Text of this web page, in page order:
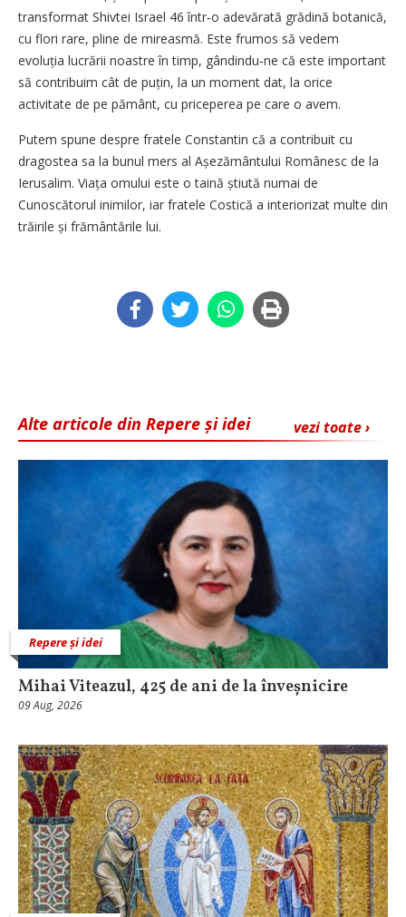
transformat Shivtei Israel 46 într‑o adevărată grădină botanică,
cu flori rare, pline de mireasmă. Este frumos să vedem
evoluția lucrării noastre în timp, gândindu‑ne că este important
să contribuim cât de puțin, la un moment dat, la orice
activitate de pe pământ, cu priceperea pe care o avem.
Putem spune despre fratele Constantin că a contribuit cu
dragostea sa la bunul mers al Așezământului Românesc de la
Ierusalim. Viața omului este o taină știută numai de
Cunoscătorul inimilor, iar fratele Costică a interiorizat multe din
trăirile și frământările lui.
vezi toate ›
Alte articole din Repere și idei
Repere și idei
Mihai Viteazul, 425 de ani de la înveșnicire
09 Aug, 2026